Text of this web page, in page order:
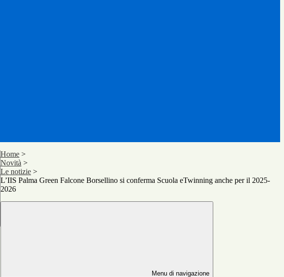
Home >
Novità >
Le notizie >
L’IIS Palma Green Falcone Borsellino si conferma Scuola eTwinning anche per il 2025-
2026
Menu di navigazione